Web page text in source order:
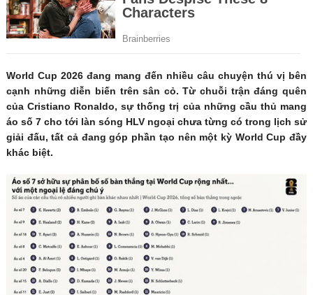
World Cup 2026 đang mang đến nhiều câu chuyện thú vị bên
cạnh những diễn biến trên sân cỏ. Từ chuỗi trận đáng quên
của Cristiano Ronaldo, sự thống trị của những cầu thủ mang
áo số 7 cho tới làn sóng HLV ngoại chưa từng có trong lịch sử
giải đấu, tất cả đang góp phần tạo nên một kỳ World Cup đầy
khác biệt.